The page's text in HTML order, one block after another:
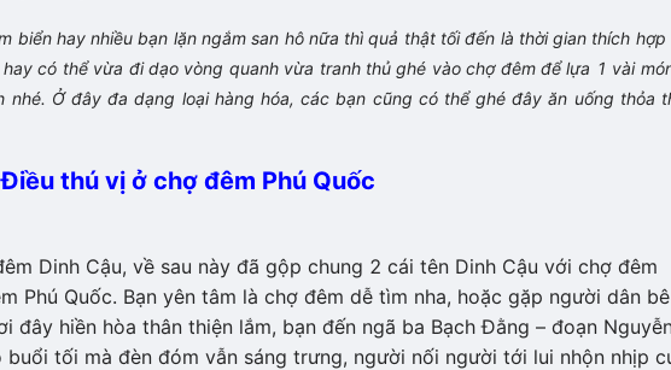
biển hay nhiều bạn lặn ngắm san hô nữa thì quả thật tối đến là thời gian thích hợp
có thể vừa đi dạo vòng quanh vừa tranh thủ ghé vào chợ đêm để lựa 1 vài
nhé. Ở đây đa dạng loại hàng hóa, các bạn cũng có thể ghé đây ăn uống thỏa
Điều thú vị ở chợ đêm Phú Quốc
Dinh Cậu, về sau này đã gộp chung 2 cái tên Dinh Cậu với chợ đêm
Phú Quốc. Bạn yên tâm là chợ đêm dễ tìm nha, hoặc gặp người dân
đây hiền hòa thân thiện lắm, bạn đến ngã ba Bạch Đằng – đoạn
tối mà đèn đóm vẫn sáng trưng, người nối người tới lui nhộn nhịp